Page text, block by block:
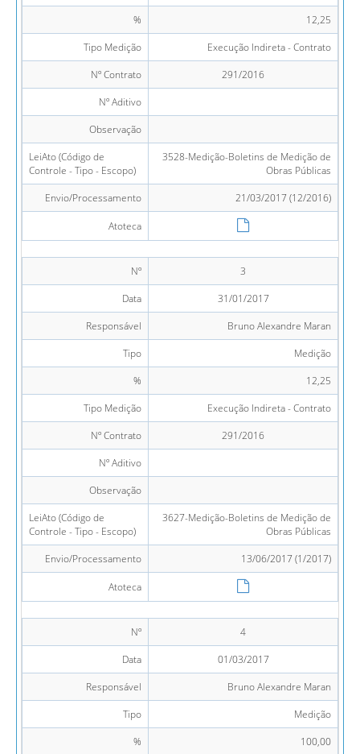
%
12,25
Tipo Medição
Execução Indireta - Contrato
Nº Contrato
291/2016
Nº Aditivo
Observação
LeiAto (Código de
Controle - Tipo - Escopo)
3528-Medição-Boletins de Medição de
Obras Públicas
Envio/Processamento
21/03/2017 (12/2016)
Atoteca
Nº
3
Data
31/01/2017
Responsável
Bruno Alexandre Maran
Tipo
Medição
%
12,25
Tipo Medição
Execução Indireta - Contrato
Nº Contrato
291/2016
Nº Aditivo
Observação
LeiAto (Código de
Controle - Tipo - Escopo)
3627-Medição-Boletins de Medição de
Obras Públicas
Envio/Processamento
13/06/2017 (1/2017)
Atoteca
Nº
4
Data
01/03/2017
Responsável
Bruno Alexandre Maran
Tipo
Medição
%
100,00